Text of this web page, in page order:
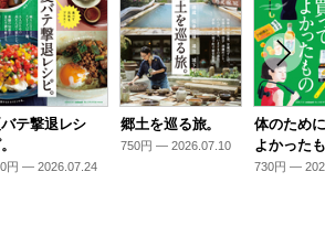
テ撃退レシ
円 — 2026.07.24
郷土を巡る旅。
750円 — 2026.07.10
体のため
よかった
730円 —